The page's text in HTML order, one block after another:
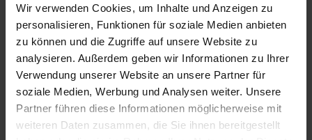
Wir verwenden Cookies, um Inhalte und Anzeigen zu
personalisieren, Funktionen für soziale Medien anbieten
zu können und die Zugriffe auf unsere Website zu
analysieren. Außerdem geben wir Informationen zu Ihrer
Verwendung unserer Website an unsere Partner für
soziale Medien, Werbung und Analysen weiter. Unsere
Partner führen diese Informationen möglicherweise mit
weiteren Daten zusammen, die Sie ihnen bereitgestellt
Beginn Donnerstag, 09.07.2026,9.00 -
10.00
Veranstalter Nachbarschaftszentrum 06
NACHBARSCHAFTSZENTRUM 06